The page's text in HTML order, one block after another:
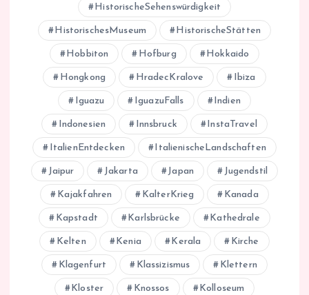
HistorischeSehenswürdigkeit
HistorischesMuseum HistorischeStätten
Hobbiton Hofburg Hokkaido
Hongkong HradecKralove Ibiza
Iguazu IguazuFalls Indien
Indonesien Innsbruck InstaTravel
ItalienEntdecken ItalienischeLandschaften
Jaipur Jakarta Japan Jugendstil
Kajakfahren KalterKrieg Kanada
Kapstadt Karlsbrücke Kathedrale
Kelten Kenia Kerala Kirche
Klagenfurt Klassizismus Klettern
Kloster Knossos Kolloseum